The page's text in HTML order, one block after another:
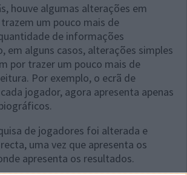
houve algumas alterações em
um pouco mais de
de informações
em alguns casos, alterações simples
por trazer um pouco mais de
Por exemplo, o ecrã de
jogador, agora apresenta apenas
de jogadores foi alterada e
uma vez que apresenta os
apresenta os resultados.